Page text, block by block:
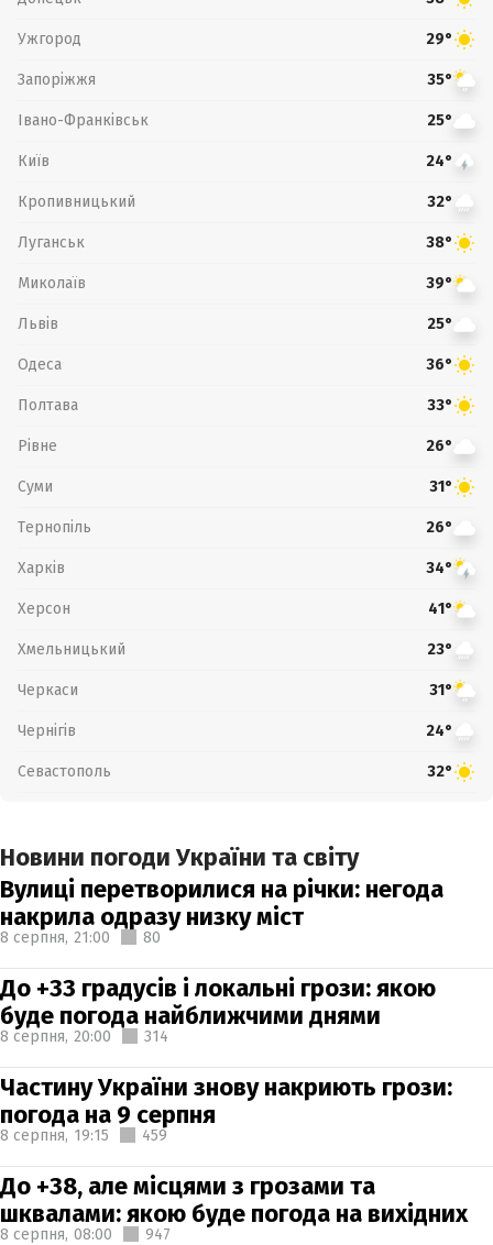
Ужгород 29°
Запоріжжя 35°
Івано-Франківськ 25°
Київ 24°
Кропивницький 32°
Луганськ 38°
Миколаїв 39°
Львів 25°
Одеса 36°
Полтава 33°
Рівне 26°
Суми 31°
Тернопіль 26°
Харків 34°
Херсон 41°
Хмельницький 23°
Черкаси 31°
Чернігів 24°
Севастополь 32°
Новини погоди України та світу
Вулиці перетворилися на річки: негода
накрила одразу низку міст
8 серпня, 21:00 80
До +33 градусів і локальні грози: якою
буде погода найближчими днями
8 серпня, 20:00 314
Частину України знову накриють грози:
погода на 9 серпня
8 серпня, 19:15 459
До +38, але місцями з грозами та
шквалами: якою буде погода на вихідних
8 серпня, 08:00 947